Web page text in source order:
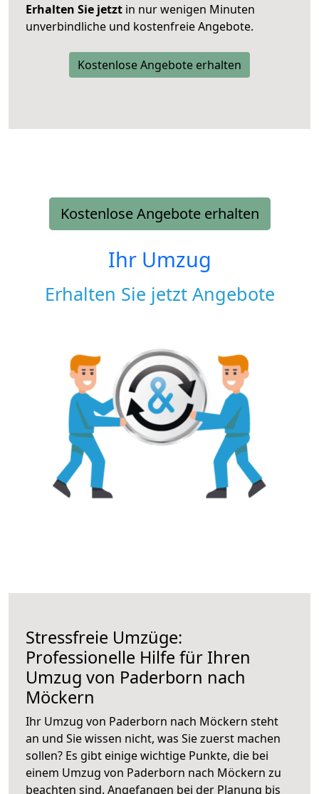
Erhalten Sie jetzt in nur wenigen Minuten
unverbindliche und kostenfreie Angebote.
Kostenlose Angebote erhalten
Kostenlose Angebote erhalten
Ihr Umzug
Erhalten Sie jetzt Angebote
Stressfreie Umzüge:
Professionelle Hilfe für Ihren
Umzug von Paderborn nach
Möckern
Ihr Umzug von Paderborn nach Möckern steht
an und Sie wissen nicht, was Sie zuerst machen
sollen? Es gibt einige wichtige Punkte, die bei
einem Umzug von Paderborn nach Möckern zu
beachten sind. Angefangen bei der Planung bis